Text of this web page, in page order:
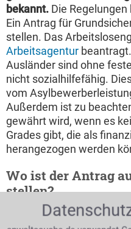
bekannt. Die
Ein Antrag für
stellen. Das
Arbeitsagentur
Ausländer sind ohne
nicht sozialhilfefähig.
vom
Außerdem ist zu
gewährt wird, wenn es
Grades gibt, die als
herangezogen werden
Wo ist der Antrag
stellen?
Anträge für Sozialhilfe